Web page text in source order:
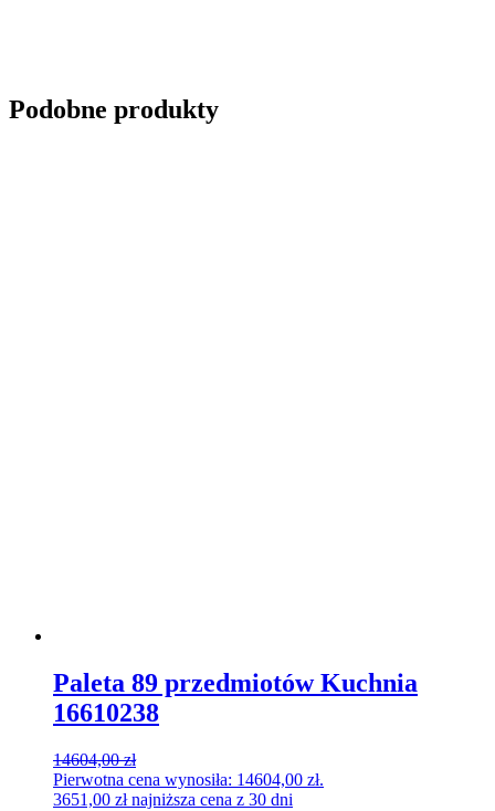
Podobne produkty
Paleta 89 przedmiotów Kuchnia
16610238
14604,00zł
Pierwotna cena wynosiła: 14604,00 zł.
3651,00 złnajniższa cena z 30 dni